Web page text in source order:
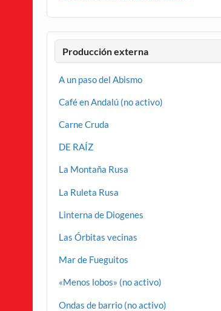
Producción externa
A un paso del Abismo
Café en Andalú (no activo)
Carne Cruda
DE RAÍZ
La Montaña Rusa
La Ruleta Rusa
Linterna de Diogenes
Las Órbitas vecinas
Mar de Fueguitos
«Menos lobos» (no activo)
Ondas de barrio (no activo)